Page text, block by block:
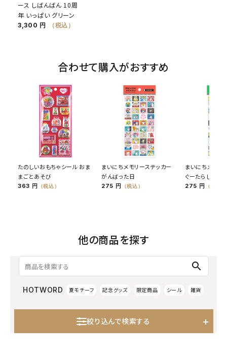
ース しばんばん 10周
年 いっぱい グリーン
3,300 円 （税込）
合わせて購入がおすすめ
たのしいおもちゃシール おま
まごとあそび
363 円 （税込）
まいにちメモリーステッカー
がんばった日
275 円 （税込）
まいにちメモリ
ぐーたらした日
275 円 （税込）
他の商品を探す
search
HOTWORD 夏モチーフ 記念グッズ 限定商品 シール 雑貨
絞り込んで検索する